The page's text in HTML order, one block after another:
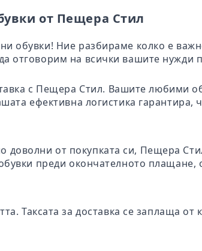
от Пещера Стил
обувки! Ние разбираме колко е
отговорим на всички вашите нужди
с Пещера Стил. Вашите любими
ефективна логистика
доволни от покупката си, Пещера
преди окончателното плащане,
Таксата за доставка се заплаща от